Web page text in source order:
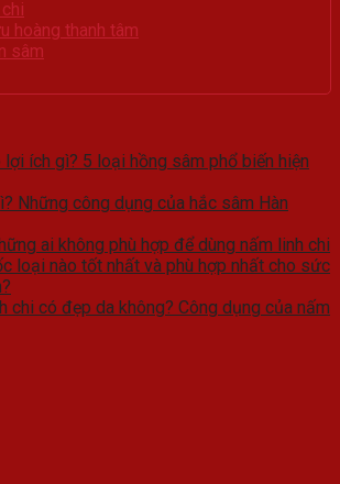
hoàng thanh tâm
sâm
lợi ích gì? 5 loại hồng sâm phổ biến hiện
Những công dụng của hắc sâm Hàn
ai không phù hợp để dùng nấm linh chi
loại nào tốt nhất và phù hợp nhất cho sức
chi có đẹp da không? Công dụng của nấm